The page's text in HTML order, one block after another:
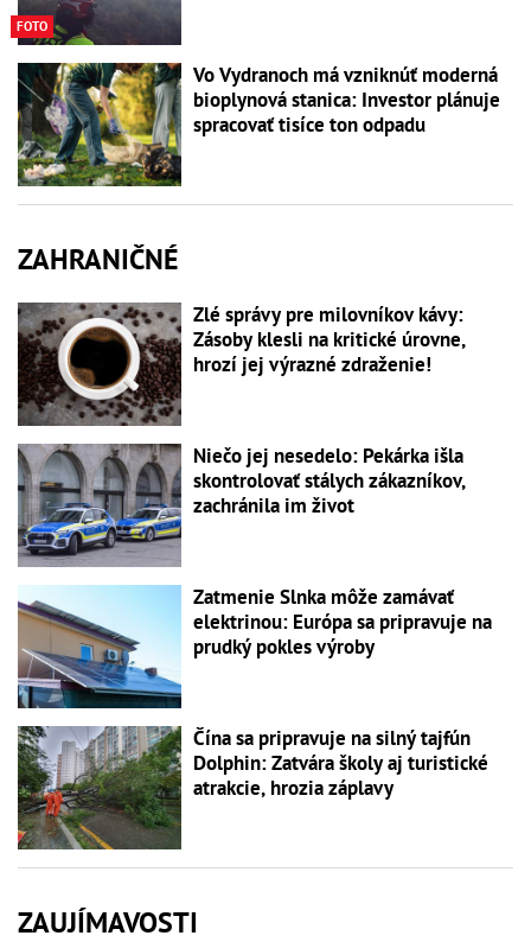
FOTO
Vo Vydranoch má vzniknúť moderná
bioplynová stanica: Investor plánuje
spracovať tisíce ton odpadu
ZAHRANIČNÉ
Zlé správy pre milovníkov kávy:
Zásoby klesli na kritické úrovne,
hrozí jej výrazné zdraženie!
Niečo jej nesedelo: Pekárka išla
skontrolovať stálych zákazníkov,
zachránila im život
Zatmenie Slnka môže zamávať
elektrinou: Európa sa pripravuje na
prudký pokles výroby
Čína sa pripravuje na silný tajfún
Dolphin: Zatvára školy aj turistické
atrakcie, hrozia záplavy
ZAUJÍMAVOSTI